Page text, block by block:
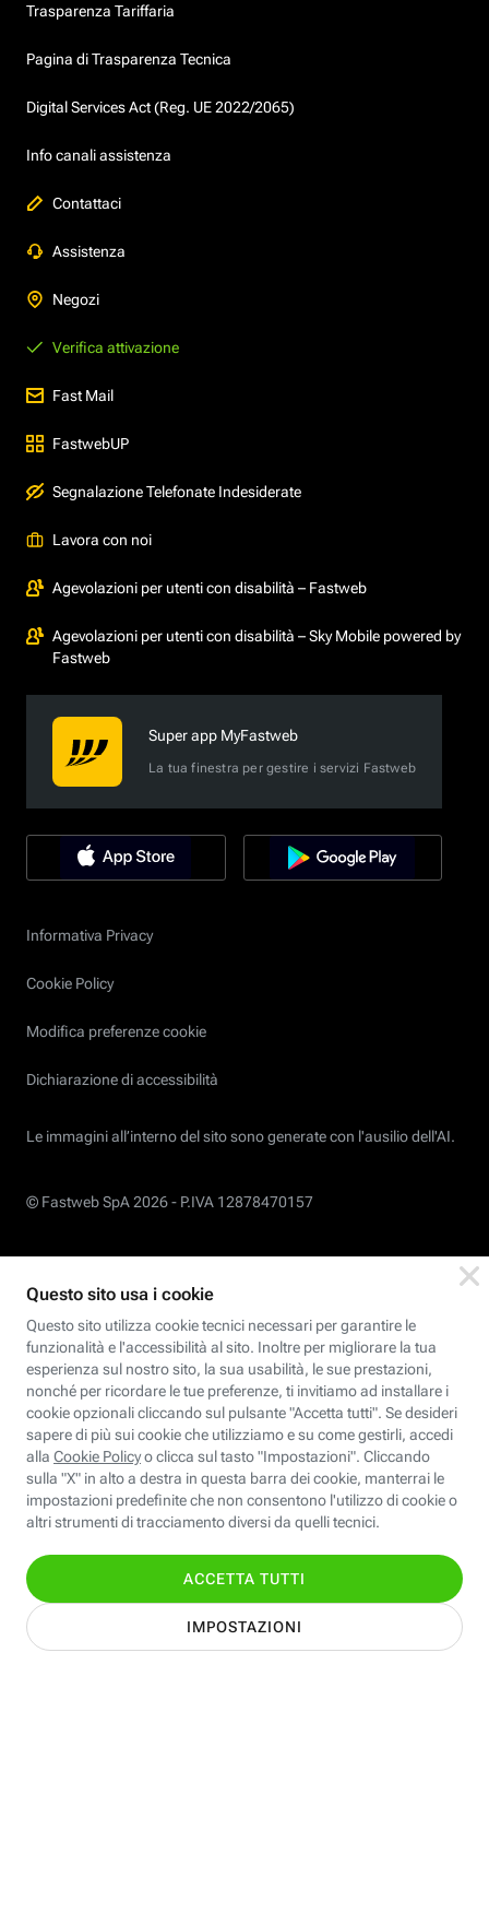
Trasparenza Tariffaria
Pagina di Trasparenza Tecnica
Digital Services Act (Reg. UE 2022/2065)
Info canali assistenza
Contattaci
Assistenza
Negozi
Verifica attivazione
Fast Mail
FastwebUP
Segnalazione Telefonate Indesiderate
Lavora con noi
Agevolazioni per utenti con disabilità – Fastweb
Agevolazioni per utenti con disabilità – Sky Mobile powered by
Fastweb
Super app MyFastweb
La tua finestra per gestire i servizi Fastweb
Informativa Privacy
Cookie Policy
Modifica preferenze cookie
Dichiarazione di accessibilità
Le immagini all’interno del sito sono generate con l'ausilio dell'AI.
© Fastweb SpA 2026 - P.IVA 12878470157